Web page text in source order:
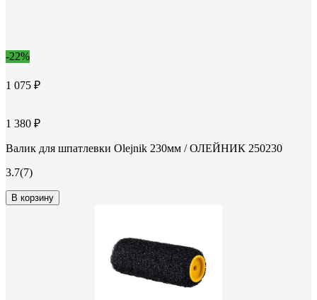
-22%
1 075 ₽
1 380 ₽
Валик для шпатлевки Olejnik 230мм / ОЛЕЙНИК 250230
3.7(7)
В корзину